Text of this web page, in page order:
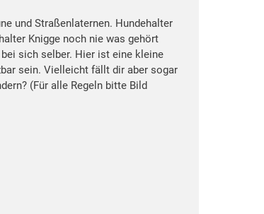
und Straßenlaternen. Hundehalter
Knigge noch nie was gehört
sich selber. Hier ist eine kleine
sein. Vielleicht fällt dir aber sogar
(Für alle Regeln bitte Bild